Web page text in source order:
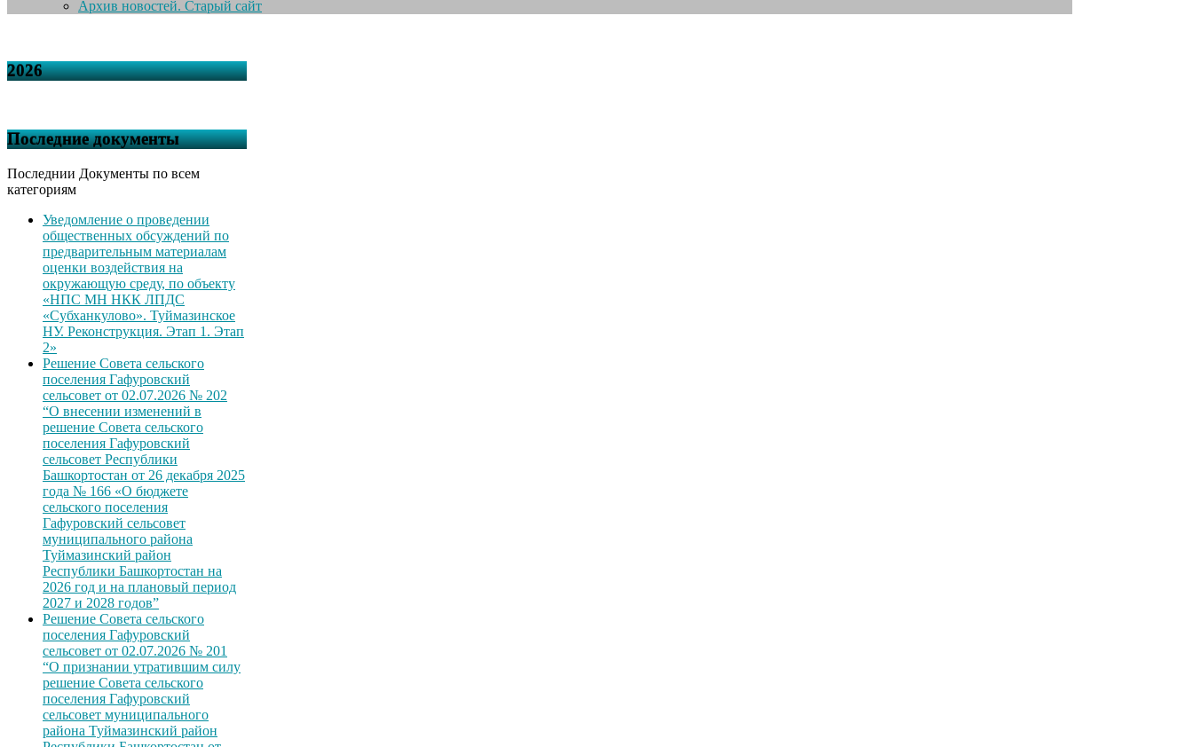
Архив новостей. Старый сайт
2026
Последние документы
Последнии Документы по всем
категориям
Уведомление о проведении
общественных обсуждений по
предварительным материалам
оценки воздействия на
окружающую среду, по объекту
«НПС МН НКК ЛПДС
«Субханкулово». Туймазинское
НУ. Реконструкция. Этап 1. Этап
2»
Решение Совета сельского
поселения Гафуровский
сельсовет от 02.07.2026 № 202
“О внесении изменений в
решение Совета сельского
поселения Гафуровский
сельсовет Республики
Башкортостан от 26 декабря 2025
года № 166 «О бюджете
сельского поселения
Гафуровский сельсовет
муниципального района
Туймазинский район
Республики Башкортостан на
2026 год и на плановый период
2027 и 2028 годов”
Решение Совета сельского
поселения Гафуровский
сельсовет от 02.07.2026 № 201
“О признании утратившим силу
решение Совета сельского
поселения Гафуровский
сельсовет муниципального
района Туймазинский район